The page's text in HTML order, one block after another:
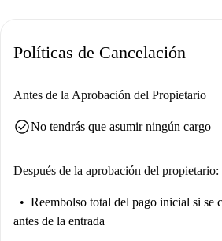
Políticas de Cancelación
Antes de la Aprobación del Propietario
check_circleNo tendrás que asumir ningún cargo
Después de la aprobación del propietario:
Reembolso total del pago inicial si se
antes de la entrada